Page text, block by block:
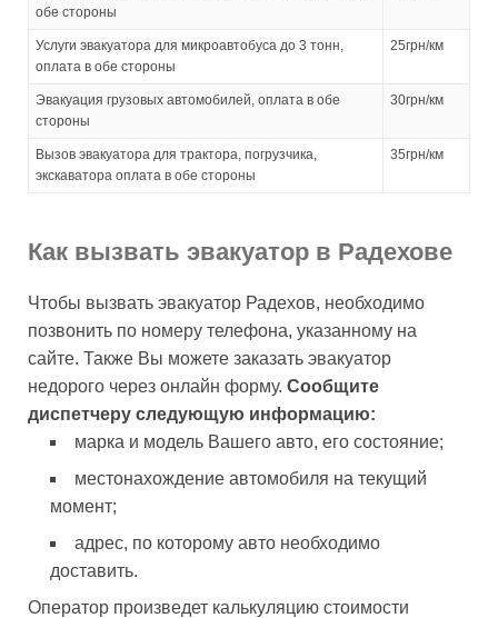
обе стороны
Услуги эвакуатора для микроавтобуса до 3 тонн,
оплата в обе стороны
25грн/км
Эвакуация грузовых автомобилей, оплата в обе
стороны
30грн/км
Вызов эвакуатора для трактора, погрузчика,
экскаватора оплата в обе стороны
35грн/км
Как вызвать эвакуатор в Радехове
Чтобы вызвать эвакуатор Радехов, необходимо
позвонить по номеру телефона, указанному на
сайте. Также Вы можете заказать эвакуатор
недорого через онлайн форму. Сообщите
диспетчеру следующую информацию:
марка и модель Вашего авто, его состояние;
местонахождение автомобиля на текущий
момент;
адрес, по которому авто необходимо
доставить.
Оператор произведет калькуляцию стоимости